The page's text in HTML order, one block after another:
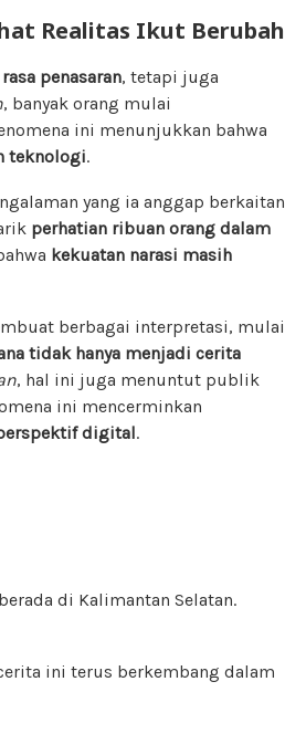
Realitas Ikut Berubah
rasa penasaran, tetapi juga
, banyak orang mulai
ini menunjukkan bahwa
teknologi.
yang ia anggap berkaitan
perhatian ribuan orang dalam
kekuatan narasi masih
berbagai interpretasi, mulai
tidak hanya menjadi cerita
, hal ini juga menuntut publik
ini mencerminkan
digital.
di Kalimantan Selatan.
ini terus berkembang dalam